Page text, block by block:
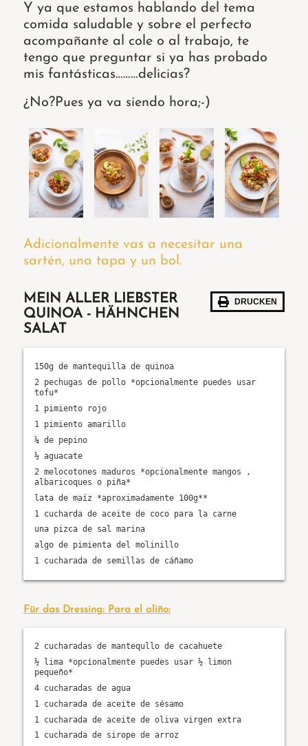
Y ya que estamos hablando del tema
comida saludable y sobre el perfecto
acompañante al cole o al trabajo, te
tengo que preguntar si ya has probado
mis fantásticas………delicias?
¿No?Pues ya va siendo hora;-)
Adicionalmente vas a necesitar una
sartén, una tapa y un bol.
DRUCKEN
MEIN ALLER LIEBSTER
QUINOA - HÄHNCHEN
SALAT
150g de mantequilla de quinoa
2 pechugas de pollo *opcionalmente puedes usar
tofu*
1 pimiento rojo
1 pimiento amarillo
¼ de pepino
½ aguacate
2 melocotones maduros *opcionalmente mangos ,
albaricoques o piña*
lata de maíz *aproximadamente 100g**
1 cucharda de aceite de coco para la carne
una pizca de sal marina
algo de pimienta del molinillo
1 cucharada de semillas de cáñamo
Für das Dressing: Para el aliño:
2 cucharadas de mantequllo de cacahuete
½ lima *opcionalmente puedes usar ½ limon
pequeño*
4 cucharadas de agua
1 cucharada de aceite de sésamo
1 cucharada de aceite de oliva virgen extra
1 cucharada de sirope de arroz